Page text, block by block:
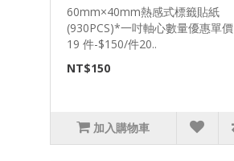
60mm×40mm熱感式標籤貼紙
(930PCS)*一吋軸心數量優惠單
19 件-$150/件20..
NT$150
加入購物車